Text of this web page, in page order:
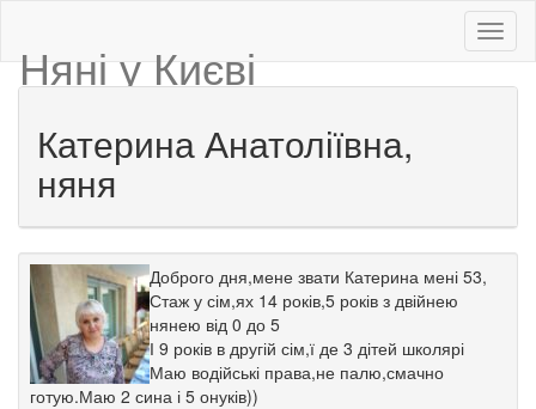
Няні у Києві
Катерина Анатоліївна,
няня
Доброго дня,мене звати Катерина мені 53,
Стаж у сім,ях 14 років,5 років з двійнею
нянею від 0 до 5
І 9 років в другій сім,ї де 3 дітей школярі
Маю водійські права,не палю,смачно
готую.Маю 2 сина і 5 онуків))